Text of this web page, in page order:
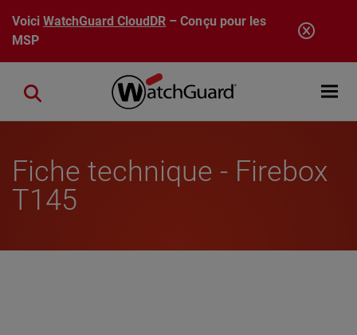
Aller au contenu principal
VoiciWatchGuard CloudDR – Conçu pour les
MSP
Open
Close search
Fiche technique - Firebox
T145